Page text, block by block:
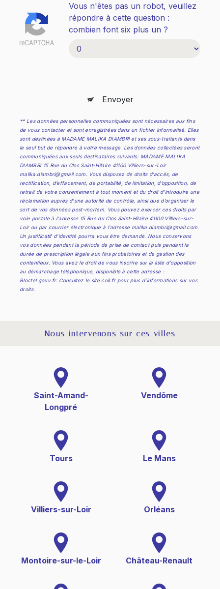
Vous n'êtes pas un robot, veuillez
répondre à cette question :
combien font six plus un ?
Envoyer
** Les données personnelles communiquées sont nécessaires aux fins
de vous contacter et sont enregistrées dans un fichier informatisé. Elles
sont destinées à MADAME MALIKA DIAMBRI et ses sous-traitants dans
le seul but de répondre à votre message. Les données collectées seront
communiquées aux seuls destinataires suivants: MADAME MALIKA
DIAMBRI 15 Rue du Clos Saint-Hilaire 41100 Villiers-sur-Loir
malika.diambri@gmail.com. Vous disposez de droits d’accès, de
rectification, d’effacement, de portabilité, de limitation, d’opposition, de
retrait de votre consentement à tout moment et du droit d’introduire une
réclamation auprès d’une autorité de contrôle, ainsi que d’organiser le
sort de vos données post-mortem. Vous pouvez exercer ces droits par
voie postale à l'adresse 15 Rue du Clos Saint-Hilaire 41100 Villiers-sur-
Loir ou par courrier électronique à l'adresse malika.diambri@gmail.com.
Un justificatif d'identité pourra vous être demandé. Nous conservons
vos données pendant la période de prise de contact puis pendant la
durée de prescription légale aux fins probatoires et de gestion des
contentieux. Vous avez le droit de vous inscrire sur la liste d'opposition
au démarchage téléphonique, disponible à cette adresse :
Bloctel.gouv.fr. Consultez le site cnil.fr pour plus d’informations sur vos
droits.
Nous intervenons sur ces villes
Saint-Amand-
Longpré
Vendôme
Tours Le Mans
Villiers-sur-Loir Orléans
Montoire-sur-le-Loir Château-Renault